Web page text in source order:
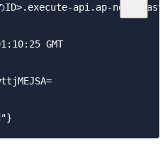
api.ap-northeast-
GMT